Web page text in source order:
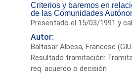
Criterios y baremos en
de las Comunidades
Presentado el 15/03/1991 y
Autor:
Baltasar Albesa, Francesc
Resultado tramitación:
req. acuerdo o decisión